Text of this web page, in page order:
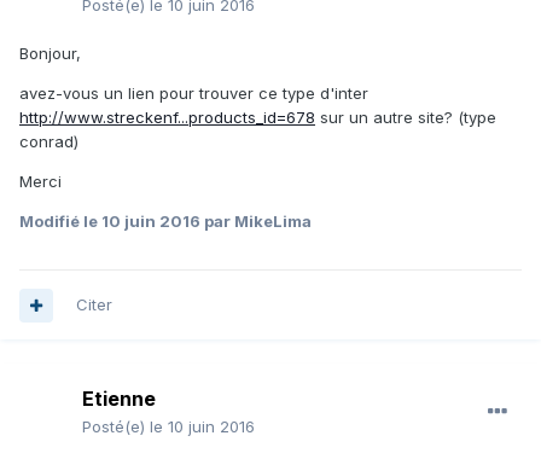
Posté(e) le 10 juin 2016
Bonjour,
avez-vous un lien pour trouver ce type d'inter
http://www.streckenf...products_id=678 sur un autre site? (type
conrad)
Merci
Modifié le 10 juin 2016 par MikeLima
Citer
Etienne
Posté(e) le 10 juin 2016